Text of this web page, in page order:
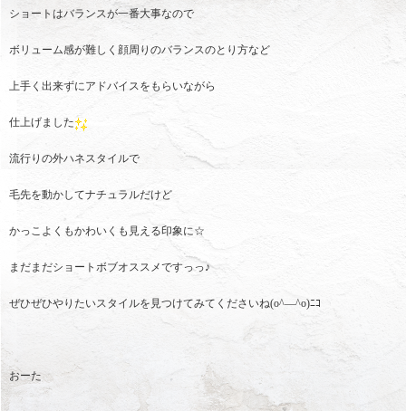
ショートはバランスが一番大事なので
ボリューム感が難しく顔周りのバランスのとり方など
上手く出来ずにアドバイスをもらいながら
仕上げました
流行りの外ハネスタイルで
毛先を動かしてナチュラルだけど
かっこよくもかわいくも見える印象に☆
まだまだショートボブオススメですっっ♪
ぜひぜひやりたいスタイルを見つけてみてくださいね(o^―^o)ﾆｺ
おーた